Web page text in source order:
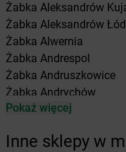
Żabka Aleksandrów
Żabka Aleksandrów
Żabka Alwernia
Żabka Andrespol
Żabka Andruszkowice
Żabka Andrychów
Żabka Antonie
Żabka Automat
Pokaż więcej
Inne sklepy w